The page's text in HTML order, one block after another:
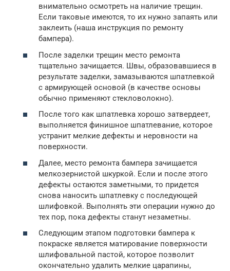
внимательно осмотреть на наличие трещин.
Если таковые имеются, то их нужно запаять или
заклеить (наша инструкция по ремонту
бампера).
После заделки трещин место ремонта
тщательно зачищается. Швы, образовавшиеся в
результате заделки, замазываются шпатлевкой
с армирующей основой (в качестве основы
обычно применяют стекловолокно).
После того как шпатлевка хорошо затвердеет,
выполняется финишное шпатлевание, которое
устранит мелкие дефекты и неровности на
поверхности.
Далее, место ремонта бампера зачищается
мелкозернистой шкуркой. Если и после этого
дефекты остаются заметными, то придется
снова наносить шпатлевку с последующей
шлифовкой. Выполнять эти операции нужно до
тех пор, пока дефекты станут незаметны.
Следующим этапом подготовки бампера к
покраске является матирование поверхности
шлифовальной пастой, которое позволит
окончательно удалить мелкие царапины,